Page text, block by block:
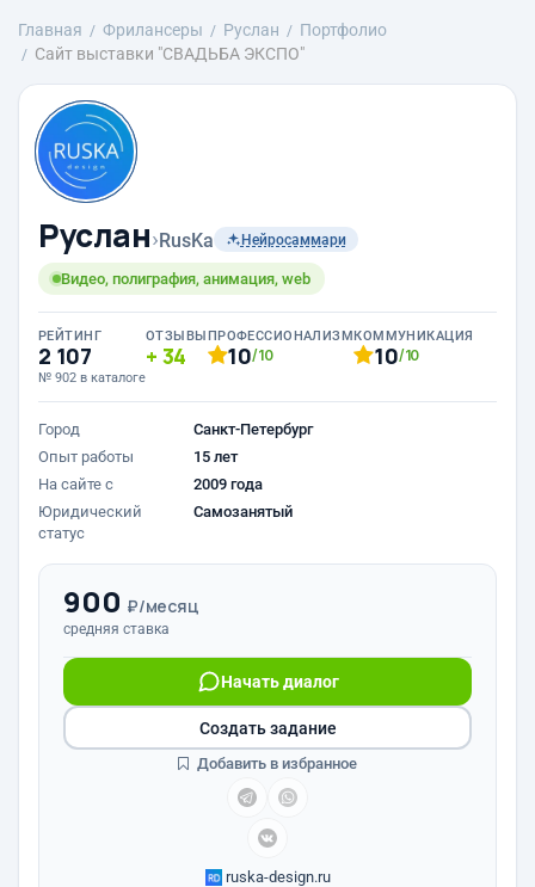
Главная Фрилансеры Руслан
Портфолио
Сайт выставки "СВАДЬБА ЭКСПО"
Руслан›RusKa Нейросаммари
Видео, полиграфия, анимация, web
РЕЙТИНГ
2 107
№ 902 в каталоге
ОТЗЫВЫ
34
ПРОФЕССИОНАЛИЗМ
10/10
КОММУНИКАЦИЯ
10/10
Город
Санкт-Петербург
Опыт работы
15 лет
На сайте с
2009 года
Юридический
статус
Самозанятый
900 ₽/месяц
средняя ставка
Начать диалог
ruska-design.ru
Создать задание
Добавить в избранное